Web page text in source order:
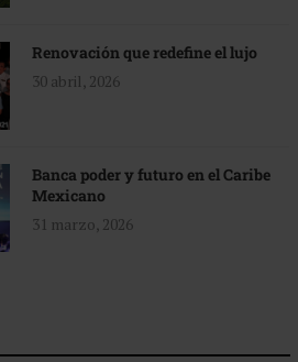
Renovación que redefine el lujo
30 abril, 2026
Banca poder y futuro en el Caribe
Mexicano
31 marzo, 2026